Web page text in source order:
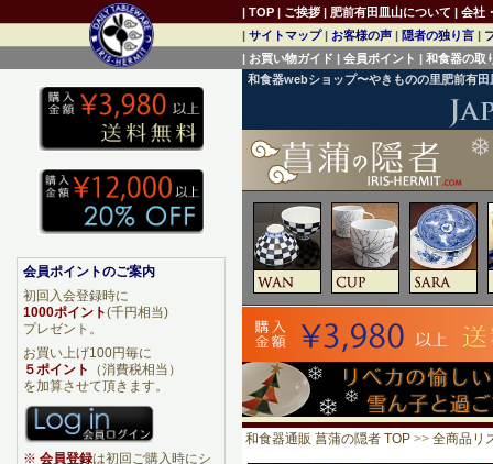
和食器webショップ〜やきものの里肥前有
和食器通販 菖蒲の隠者 TOP >> 全商品リ
会員ポイントのご案内
初回入会登録時に
1000ポイント(千円相当)
プレゼント。
お買い上げ100円毎に
５ポイント
（消費税相当）
を加算させて頂きます。
※ 会員登録は初回ご購入時にシ
| TOP | ご挨拶 | 肥前有田皿山について | 会社
| サイトマップ| お客様の声 | 隠者の独り言 |
| お買い物ガイド | 会員ポイント | 和食器の取